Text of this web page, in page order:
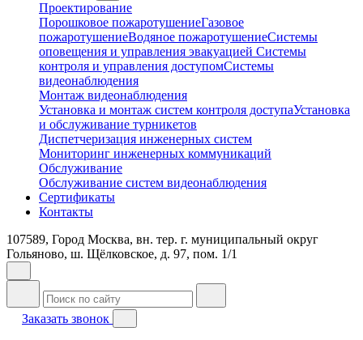
Проектирование
Порошковое пожаротушениеГазовое
пожаротушениеВодяное пожаротушениеСистемы
оповещения и управления эвакуацией Системы
контроля и управления доступомСистемы
видеонаблюдения
Монтаж видеонаблюдения
Установка и монтаж систем контроля доступаУстановка
и обслуживание турникетов
Диспетчеризация инженерных систем
Мониторинг инженерных коммуникаций
Обслуживание
Обслуживание систем видеонаблюдения
Сертификаты
Контакты
107589, Город Москва, вн. тер. г. муниципальный округ
Гольяново, ш. Щёлковское, д. 97, пом. 1/1
Заказать звонок